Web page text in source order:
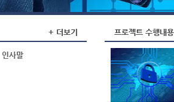
+ 더보기 프로젝트 수행내용